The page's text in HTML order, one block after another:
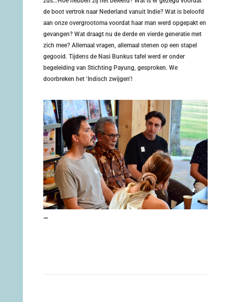
de boot vertrok naar Nederland vanuit Indie? Wat is beloofd
aan onze overgrootoma voordat haar man werd opgepakt en
gevangen? Wat draagt nu de derde en vierde generatie met
zich mee? Allemaal vragen, allemaal stenen op een stapel
gegooid. Tijdens de Nasi Bunkus tafel werd er onder
begeleiding van Stichting Payung, gesproken. We
doorbreken het ‘Indisch zwijgen’!
–